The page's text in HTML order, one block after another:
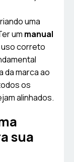
uma
um manual
correto
da marca ao
os
alinhados.
sua